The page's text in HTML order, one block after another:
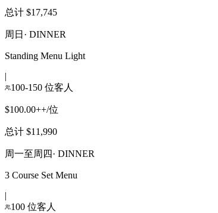
总计 $17,745
周日 · DINNER
Standing Menu Light
|
100-150 位客人
$100.00++/位
总计 $11,990
周一至周四· DINNER
3 Course Set Menu
|
100 位客人